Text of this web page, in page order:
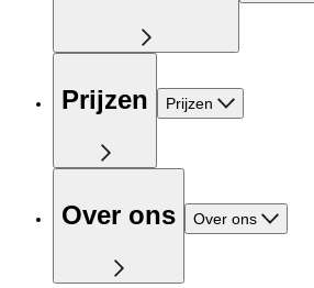
Prijzen Prijzen
Over ons Over ons